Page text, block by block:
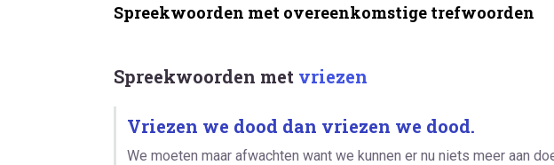
Spreekwoorden met overeenkomstige trefwoorden
Spreekwoorden met vriezen
Vriezen we dood dan vriezen we dood.
We moeten maar afwachten want we kunnen er nu niets meer aan